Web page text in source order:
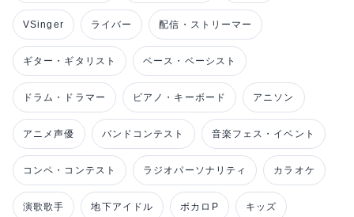
VSinger ライバー 配信・ストリーマー
ギター・ギタリスト ベース・ベーシスト
ドラム・ドラマー ピアノ・キーボード アニソン
アニメ声優 バンドコンテスト 音楽フェス・イベント
コンペ・コンテスト ラジオパーソナリティ カラオケ
演歌歌手 地下アイドル ボカロP キッズ